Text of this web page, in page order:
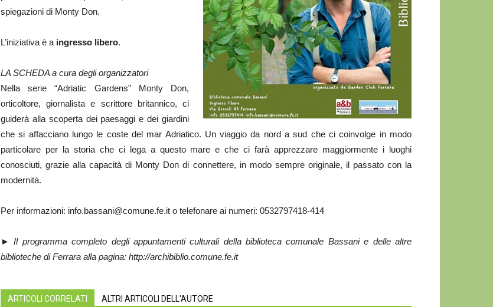
spiegazioni di Monty Don.
L’iniziativa è a ingresso libero.
LA SCHEDA a cura degli organizzatori
Nella serie “Adriatic Gardens” Monty Don,
orticoltore, giornalista e scrittore britannico, ci
guiderà alla scoperta dei paesaggi e dei giardini
che si affacciano lungo le coste del mar Adriatico. Un viaggio da nord a sud che ci coinvolge in modo
particolare per la storia che ci lega a questo mare e che ci farà apprezzare maggiormente i luoghi
conosciuti, grazie alla capacità di Monty Don di connettere, in modo sempre originale, il passato con la
modernità.
Per informazioni: info.bassani@comune.fe.it o telefonare ai numeri: 0532797418-414
►
Il programma completo degli appuntamenti culturali della biblioteca comunale Bassani e delle altre
biblioteche di Ferrara alla pagina: http://archibiblio.comune.fe.it
ARTICOLI CORRELATI ALTRI ARTICOLI DELL'AUTORE